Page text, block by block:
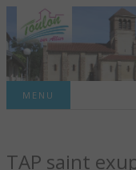
MENU
TAP saint